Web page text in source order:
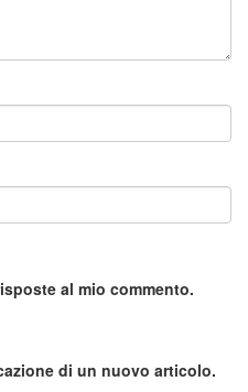
al mio commento.
di un nuovo articolo.